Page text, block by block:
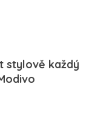
stylově každý